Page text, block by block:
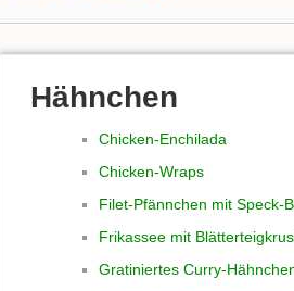
Hähnchen
Chicken-Enchilada
Chicken-Wraps
Filet-Pfännchen mit Speck-
Frikassee mit
Gratiniertes Curry-